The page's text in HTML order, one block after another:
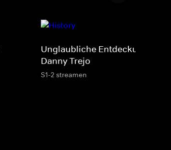
Unglaubliche Entdeckungen
Danny Trejo
S1-2 streamen